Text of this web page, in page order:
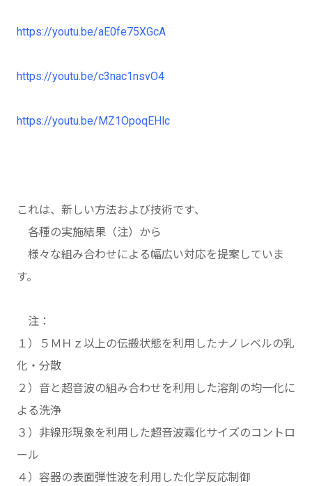
https://youtu.be/aE0fe75XGcA
https://youtu.be/c3nac1nsvO4
https://youtu.be/MZ1OpoqEHlc
これは、新しい方法および技術です、
各種の実施結果（注）から
様々な組み合わせによる幅広い対応を提案していま
す。
注：
１）５ＭＨｚ以上の伝搬状態を利用したナノレベルの乳
化・分散
２）音と超音波の組み合わせを利用した溶剤の均一化に
よる洗浄
３）非線形現象を利用した超音波霧化サイズのコントロ
ール
４）容器の表面弾性波を利用した化学反応制御